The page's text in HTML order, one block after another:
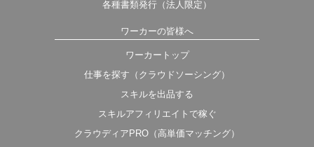
各種書類発行（法人限定）
ワーカーの皆様へ
ワーカートップ
仕事を探す（クラウドソーシング）
スキルを出品する
スキルアフィリエイトで稼ぐ
クラウディアPRO（高単価マッチング）